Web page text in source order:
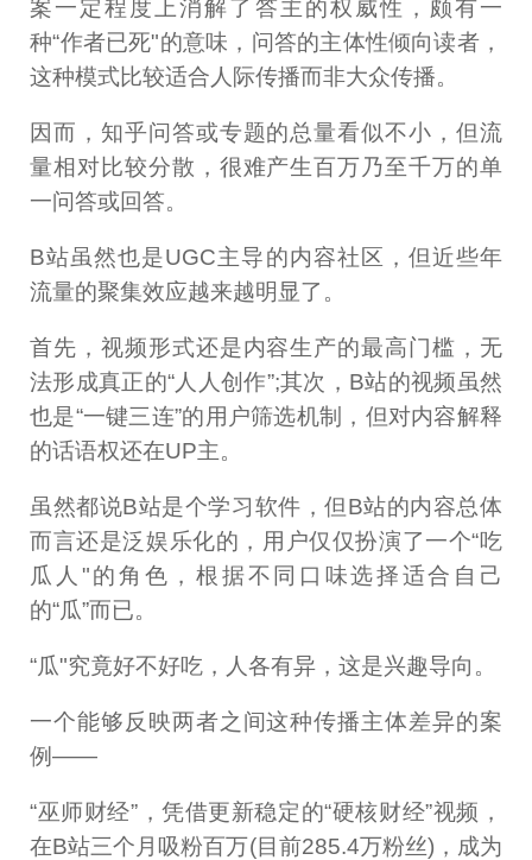
案一定程度上消解了答主的权威性，颇有一
种“作者已死"的意味，问答的主体性倾向读者，
这种模式比较适合人际传播而非大众传播。
因而，知乎问答或专题的总量看似不小，但流
量相对比较分散，很难产生百万乃至千万的单
一问答或回答。
B站虽然也是UGC主导的内容社区，但近些年
流量的聚集效应越来越明显了。
首先，视频形式还是内容生产的最高门槛，无
法形成真正的“人人创作”;其次，B站的视频虽然
也是“一键三连”的用户筛选机制，但对内容解释
的话语权还在UP主。
虽然都说B站是个学习软件，但B站的内容总体
而言还是泛娱乐化的，用户仅仅扮演了一个“吃
瓜人"的角色，根据不同口味选择适合自己
的“瓜”而已。
“瓜"究竟好不好吃，人各有异，这是兴趣导向。
一个能够反映两者之间这种传播主体差异的案
例——
“巫师财经”，凭借更新稳定的“硬核财经”视频，
在B站三个月吸粉百万(目前285.4万粉丝)，成为